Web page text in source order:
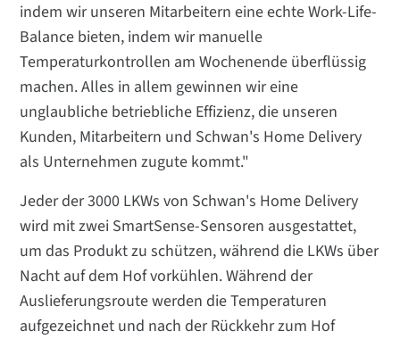
indem wir unseren Mitarbeitern eine echte Work-Life-
Balance bieten, indem wir manuelle
Temperaturkontrollen am Wochenende überflüssig
machen. Alles in allem gewinnen wir eine
unglaubliche betriebliche Effizienz, die unseren
Kunden, Mitarbeitern und Schwan's Home Delivery
als Unternehmen zugute kommt."
Jeder der 3000 LKWs von Schwan's Home Delivery
wird mit zwei SmartSense-Sensoren ausgestattet,
um das Produkt zu schützen, während die LKWs über
Nacht auf dem Hof vorkühlen. Während der
Auslieferungsroute werden die Temperaturen
aufgezeichnet und nach der Rückkehr zum Hof